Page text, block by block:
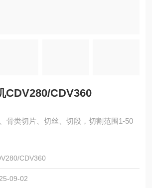
CDV280/CDV360
骨类切片、切丝、切段，切割范围1-50
CDV360
09-02